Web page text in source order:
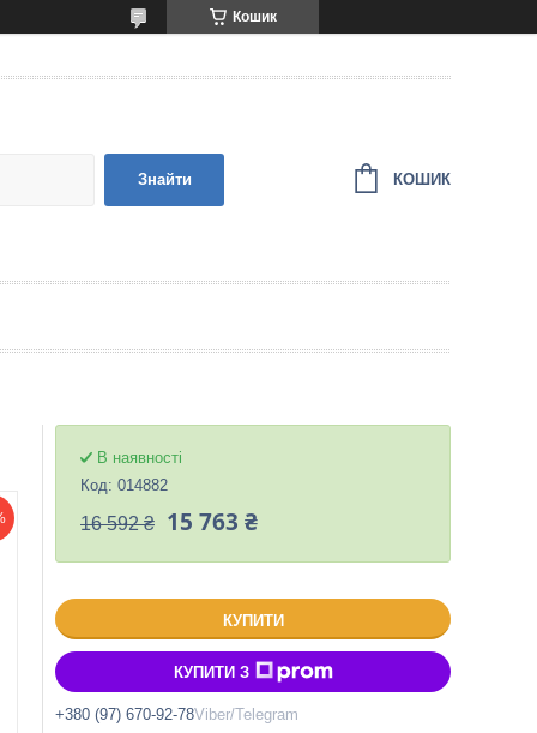
Кошик
Знайти КОШИК
В наявності
Код: 014882
16 592 ₴ 15 763 ₴
КУПИТИ
КУПИТИ З
+380 (97) 670-92-78Viber/Telegram